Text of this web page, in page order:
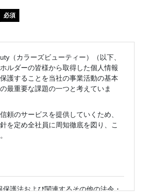
必須
（カラーズビューティー）（以下、
ルダーの皆様から取得した個人情報
護することを当社の事業活動の基本
最重要な課題の一つと考えていま
頼のサービスを提供していくため、
を定め全社員に周知徹底を図り、こ
保護法および関連するその他の法令・